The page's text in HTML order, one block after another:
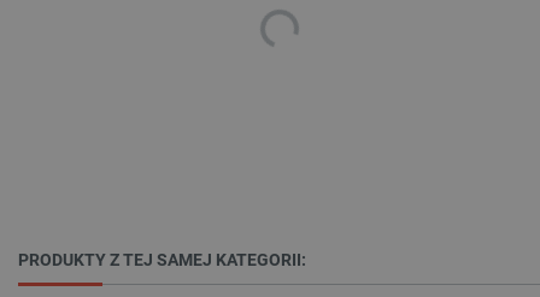
PRODUKTY Z TEJ SAMEJ KATEGORII:
FUNKCJONALNOŚĆ
jak logowanie użytkownika i zarządzanie kontem.
Bez niezbędnych plików cookie nie można